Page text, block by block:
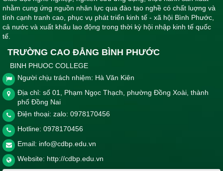
nhằm cung ứng nguồn nhân lực qua đào tạo nghề có chất luợng và
tính cạnh tranh cao, phục vụ phát triển kinh tế - xã hội Bình Phước,
cả nước và xuất khẩu lao động trong thời kỳ hội nhập kinh tế quốc
tế.
TRƯỜNG CAO ĐẲNG BÌNH PHƯỚC
BINH PHUOC COLLEGE
Người chịu trách nhiệm: Hà Văn Kiên
Địa chỉ: số 01, Phạm Ngọc Thạch, phường Đồng Xoài, thành
phố Đồng Nai
Điện thoại: zalo: 0978170456
Hotline: 0978170456
Email: info@cdbp.edu.vn
Website: http://cdbp.edu.vn